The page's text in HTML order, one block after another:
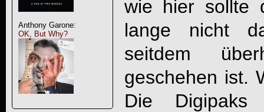
Anthony Garone:
OK, But Why?
wie hier sollte
lange nicht
seitdem
geschehen ist.
Die